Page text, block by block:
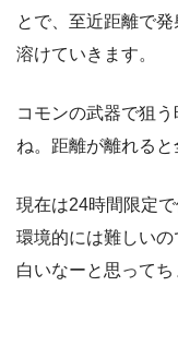
とで、至近距離で
溶けていきます。
コモンの武器で狙
ね。距離が離れると
現在は24時間限定
環境的には難しい
白いなーと思ってち